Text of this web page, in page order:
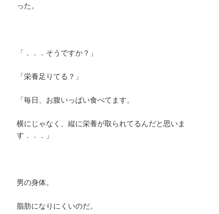
った。
「．．．そうですか？」
「栄養足りてる？」
「毎日、お腹いっぱい食べてます。
横にじゃなく、縦に栄養が取られてるんだと思いま
す．．．」
男の身体。
脂肪になりにくいのだ。